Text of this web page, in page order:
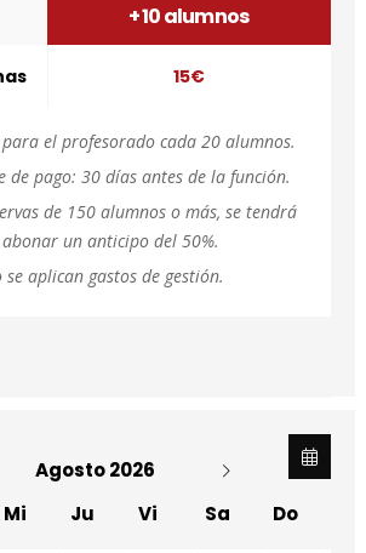
+ 10 alumnos
15€
el profesorado cada 20 alumnos.
de pago: 30 días antes de la función.
de 150 alumnos o más, se tendrá
un anticipo del 50%.
se aplican gastos de gestión.
Agosto 2026
Mi Ju Vi Sa Do